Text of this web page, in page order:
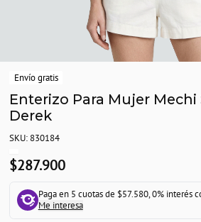
Envío gratis
Enterizo Para Mujer
Derek
SKU: 830184
$287.900
Paga en 5 cuotas de $57.580, 0% interés
Me interesa